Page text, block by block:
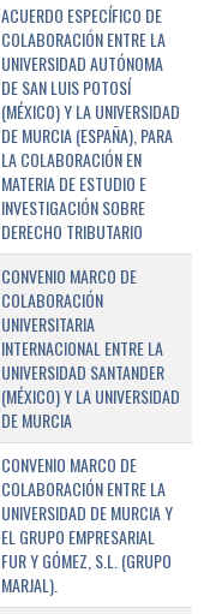
ACUERDO ESPECÍFICO DE
COLABORACIÓN ENTRE LA
UNIVERSIDAD AUTÓNOMA
DE SAN LUIS POTOSÍ
(MÉXICO) Y LA UNIVERSIDAD
DE MURCIA (ESPAÑA), PARA
LA COLABORACIÓN EN
MATERIA DE ESTUDIO E
INVESTIGACIÓN SOBRE
DERECHO TRIBUTARIO
CONVENIO MARCO DE
COLABORACIÓN
UNIVERSITARIA
INTERNACIONAL ENTRE LA
UNIVERSIDAD SANTANDER
(MÉXICO) Y LA UNIVERSIDAD
DE MURCIA
CONVENIO MARCO DE
COLABORACIÓN ENTRE LA
UNIVERSIDAD DE MURCIA Y
EL GRUPO EMPRESARIAL
FUR Y GÓMEZ, S.L. (GRUPO
MARJAL).